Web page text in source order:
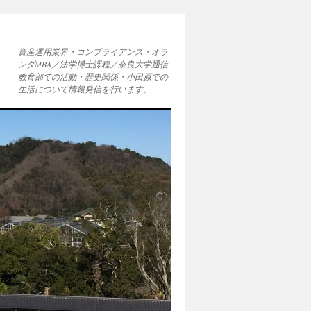
資産運用業界・コンプライアンス・オラ
ンダMBA／法学博士課程／奈良大学通信
教育部での活動・歴史関係・小田原での
生活について情報発信を行います。